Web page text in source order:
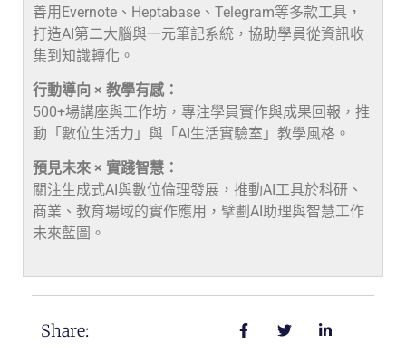
善用Evernote、Heptabase、Telegram等多款工具，
打造AI第二大腦與一元筆記系統，協助學員從資訊收
集到知識轉化。
行動導向 × 教學有感：
500+場講座與工作坊，專注學員實作與成果回報，推
動「數位生活力」與「AI生活實驗室」教學風格。
預見未來 × 實踐智慧：
關注生成式AI與數位倫理發展，推動AI工具於科研、
商業、教育場域的實作應用，擘劃AI助理與智慧工作
未來藍圖。
Share: